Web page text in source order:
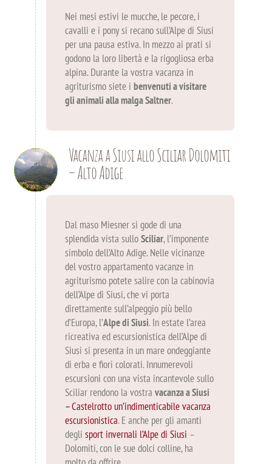
Nei mesi estivi le mucche, le pecore, i
cavalli e i pony si recano sull’Alpe di Siusi
per una pausa estiva. In mezzo ai prati si
godono la loro libertà e la rigogliosa erba
alpina. Durante la vostra vacanza in
agriturismo siete ibenvenuti a visitare
gli animali alla malga Saltner.
Vacanza a Siusi allo Sciliar Dolomiti
– Alto Adige
Dal maso Miesner si gode di una
splendida vista sulloSciliar, l’imponente
simbolo dell’Alto Adige. Nelle vicinanze
del vostro appartamento vacanze in
agriturismo potete salire con la cabinovia
dell’Alpe di Siusi, che vi porta
direttamente sull’alpeggio più bello
d’Europa, l’Alpe di Siusi. In estate l’area
ricreativa ed escursionistica dell’Alpe di
Siusi si presenta in un mare ondeggiante
di erba e fiori colorati. Innumerevoli
escursioni con una vista incantevole sullo
Sciliar rendono la vostravacanza a Siusi
–Castelrotto un’indimenticabile vacanza
escursionistica. E anche per gli amanti
deglisport invernali l’Alpe di Siusi –
Dolomiti, con le sue dolci colline, ha